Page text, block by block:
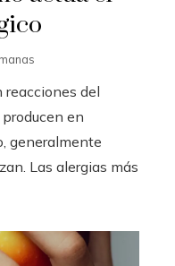
reacciones del
en
generalmente
Las alergias más